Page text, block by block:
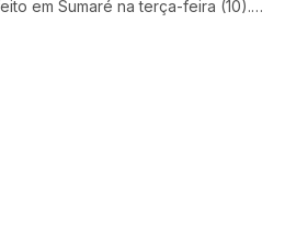
em Sumaré na terça-feira (10).…